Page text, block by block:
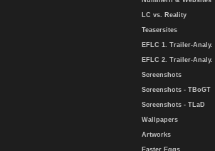
LC vs. Reality
Teasersites
EFLC 1. Trailer-Analy.
EFLC 2. Trailer-Analy.
Screenshots
Screenshots - TBoGT
Screenshots - TLaD
Wallpapers
Artworks
Easter Eggs